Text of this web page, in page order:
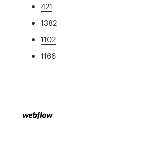
421
1382
1102
1166